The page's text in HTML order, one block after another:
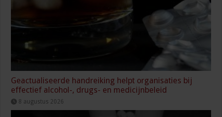
Geactualiseerde handreiking helpt organisaties bij
effectief alcohol-, drugs- en medicijnbeleid
8 augustus 2026